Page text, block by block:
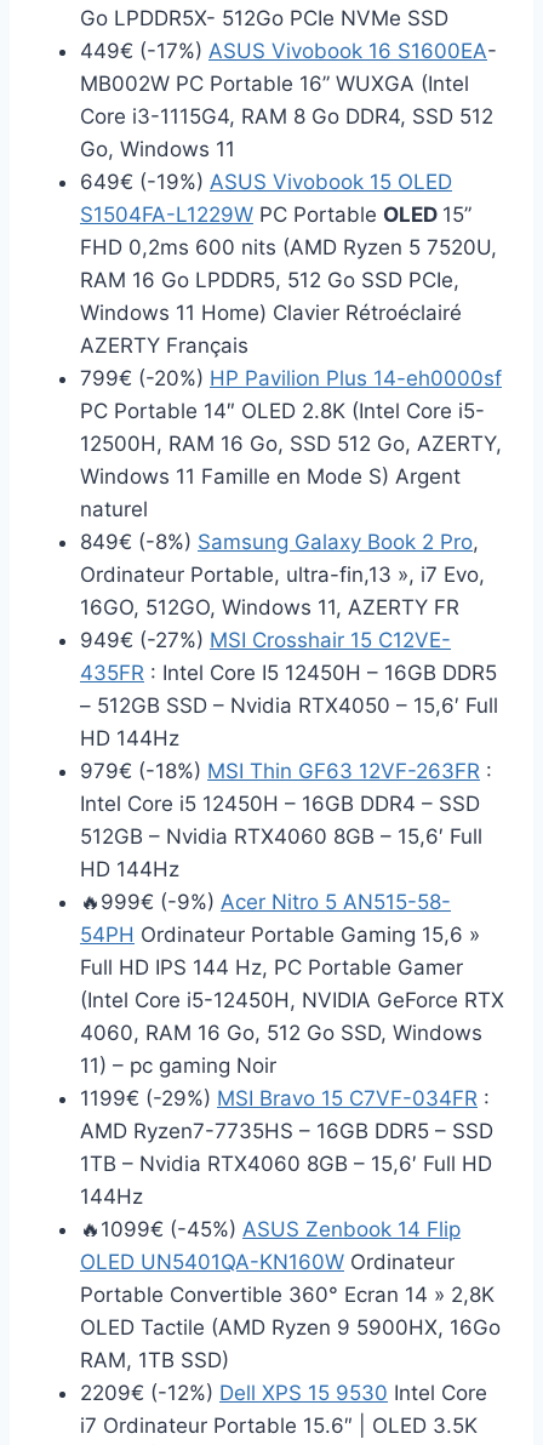
Go LPDDR5X- 512Go PCIe NVMe SSD
449€ (-17%) ASUS Vivobook 16 S1600EA-
MB002W PC Portable 16” WUXGA (Intel
Core i3-1115G4, RAM 8 Go DDR4, SSD 512
Go, Windows 11
649€ (-19%) ASUS Vivobook 15 OLED
S1504FA-L1229W PC Portable OLED 15”
FHD 0,2ms 600 nits (AMD Ryzen 5 7520U,
RAM 16 Go LPDDR5, 512 Go SSD PCIe,
Windows 11 Home) Clavier Rétroéclairé
AZERTY Français
799€ (-20%) HP Pavilion Plus 14-eh0000sf
PC Portable 14″ OLED 2.8K (Intel Core i5-
12500H, RAM 16 Go, SSD 512 Go, AZERTY,
Windows 11 Famille en Mode S) Argent
naturel
849€ (-8%) Samsung Galaxy Book 2 Pro,
Ordinateur Portable, ultra-fin,13 », i7 Evo,
16GO, 512GO, Windows 11, AZERTY FR
949€ (-27%) MSI Crosshair 15 C12VE-
435FR : Intel Core I5 12450H – 16GB DDR5
– 512GB SSD – Nvidia RTX4050 – 15,6′ Full
HD 144Hz
979€ (-18%) MSI Thin GF63 12VF-263FR :
Intel Core i5 12450H – 16GB DDR4 – SSD
512GB – Nvidia RTX4060 8GB – 15,6′ Full
HD 144Hz
🔥999€ (-9%) Acer Nitro 5 AN515-58-
54PH Ordinateur Portable Gaming 15,6 »
Full HD IPS 144 Hz, PC Portable Gamer
(Intel Core i5-12450H, NVIDIA GeForce RTX
4060, RAM 16 Go, 512 Go SSD, Windows
11) – pc gaming Noir
1199€ (-29%) MSI Bravo 15 C7VF-034FR :
AMD Ryzen7-7735HS – 16GB DDR5 – SSD
1TB – Nvidia RTX4060 8GB – 15,6′ Full HD
144Hz
🔥1099€ (-45%) ASUS Zenbook 14 Flip
OLED UN5401QA-KN160W Ordinateur
Portable Convertible 360° Ecran 14 » 2,8K
OLED Tactile (AMD Ryzen 9 5900HX, 16Go
RAM, 1TB SSD)
2209€ (-12%) Dell XPS 15 9530 Intel Core
i7 Ordinateur Portable 15.6″ | OLED 3.5K